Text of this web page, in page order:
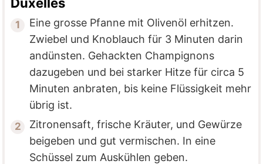
Eine grosse Pfanne mit Olivenöl erhitzen.
Zwiebel und Knoblauch für 3 Minuten darin
andünsten. Gehackten Champignons
dazugeben und bei starker Hitze für circa 5
Minuten anbraten, bis keine Flüssigkeit mehr
übrig ist.
Zitronensaft, frische Kräuter, und Gewürze
beigeben und gut vermischen. In eine
Schüssel zum Auskühlen geben.